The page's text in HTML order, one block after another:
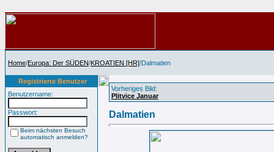
Home/Europa: Der SÜDEN/KROATIEN [HR]/Dalmatien
Registrierte Benutzer
Benutzername:
Passwort:
Beim nächsten Besuch
automatisch anmelden?
Vorheriges Bild:
Plitvice Januar
Dalmatien